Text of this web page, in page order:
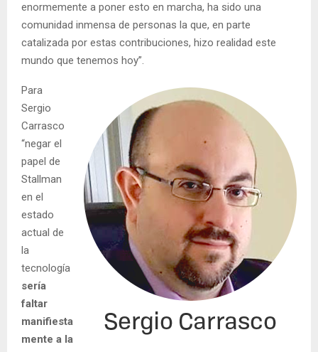
enormemente a poner esto en marcha, ha sido una
comunidad inmensa de personas la que, en parte
catalizada por estas contribuciones, hizo realidad este
mundo que tenemos hoy”.
Para
Sergio
Carrasco
“negar el
papel de
Stallman
en el
estado
actual de
la
tecnología
sería
faltar
manifiesta
mente a la